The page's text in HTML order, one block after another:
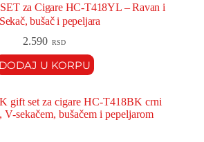
za Cigare HC-T418YL – Ravan i
bušač i pepeljara
2.590 RSD
DODAJ U KORPU